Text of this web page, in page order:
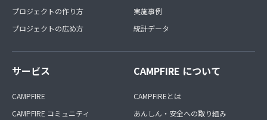
プロジェクトの作り方
プロジェクトの広め方
実施事例
統計データ
サービス
CAMPFIRE
CAMPFIRE コミュニティ
CAMPFIRE について
CAMPFIREとは
あんしん・安全への取り組み